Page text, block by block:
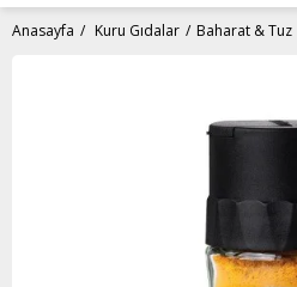
Anasayfa Kuru Gıdalar Baharat & Tuz